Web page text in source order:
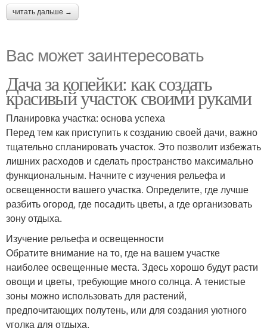
читать дальше →
Вас может заинтересовать
Дача за копейки: как создать
красивый участок своими руками
Планировка участка: основа успеха
Перед тем как приступить к созданию своей дачи, важно
тщательно спланировать участок. Это позволит избежать
лишних расходов и сделать пространство максимально
функциональным. Начните с изучения рельефа и
освещенности вашего участка. Определите, где лучше
разбить огород, где посадить цветы, а где организовать
зону отдыха.
Изучение рельефа и освещенности
Обратите внимание на то, где на вашем участке
наиболее освещенные места. Здесь хорошо будут расти
овощи и цветы, требующие много солнца. А тенистые
зоны можно использовать для растений,
предпочитающих полутень, или для создания уютного
уголка для отдыха.